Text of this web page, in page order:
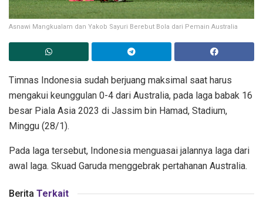
Asnawi Mangkualam dan Yakob Sayuri Berebut Bola dari Pemain Australia
Timnas Indonesia sudah berjuang maksimal saat harus
mengakui keunggulan 0-4 dari Australia, pada laga babak 16
besar Piala Asia 2023 di Jassim bin Hamad, Stadium,
Minggu (28/1).
Pada laga tersebut, Indonesia menguasai jalannya laga dari
awal laga. Skuad Garuda menggebrak pertahanan Australia.
Berita Terkait